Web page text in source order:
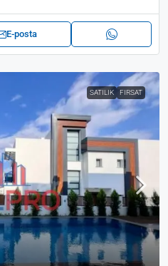
E-posta
SATILIK FIRSAT